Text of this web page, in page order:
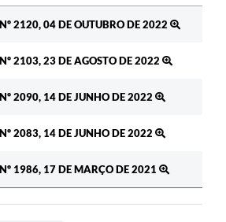
2120, 04 DE OUTUBRO DE 2022
2103, 23 DE AGOSTO DE 2022
2090, 14 DE JUNHO DE 2022
2083, 14 DE JUNHO DE 2022
1986, 17 DE MARÇO DE 2021